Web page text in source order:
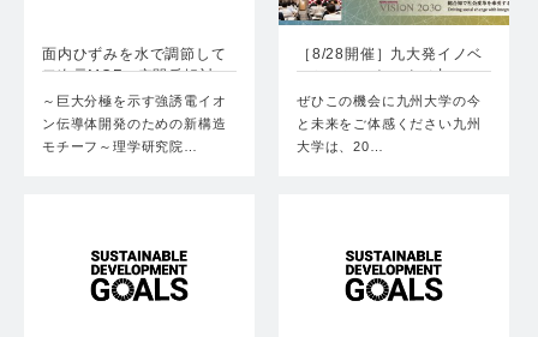
面内ひずみを水で調節して
二次元MOFの空間反転対…
～巨大分極を示す強誘電イオ
ン伝導体開発のための新構造
モチーフ～理学研究院…
［8/28開催］九大発イノベ
ーション・トーク（九…
ぜひこの機会に九州大学の今
と未来をご体感ください九州
大学は、20…